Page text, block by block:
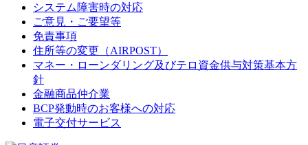
システム障害時の対応
ご意見・ご要望等
免責事項
住所等の変更（AIRPOST）
マネー・ローンダリング及びテロ資金供与対策基本方
針
金融商品仲介業
BCP発動時のお客様への対応
電子交付サービス